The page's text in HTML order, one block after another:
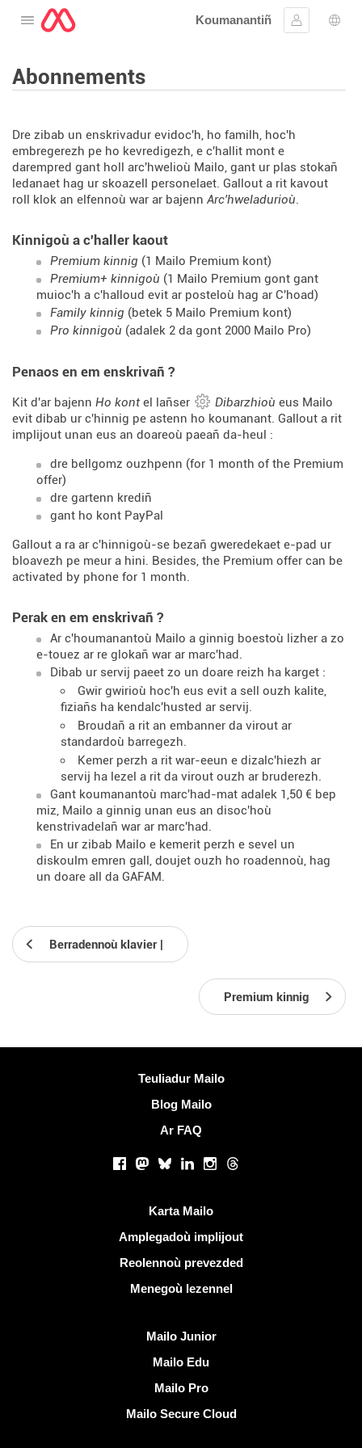
Digeriñ al lañser
Koumanantiñ
Kevreañ
Abonnements
Dre zibab un enskrivadur evidoc'h, ho familh, hoc'h
embregerezh pe ho kevredigezh, e c'hallit mont e
darempred gant holl arc'hwelioù Mailo, gant ur plas stokañ
ledanaet hag ur skoazell personelaet. Gallout a rit kavout
roll klok an elfennoù war ar bajenn Arc'hweladurioù.
Kinnigoù a c'haller kaout
Premium kinnig (1 Mailo Premium kont)
Premium+ kinnigoù (1 Mailo Premium gont gant
muioc'h a c'halloud evit ar posteloù hag ar C'hoad)
Family kinnig (betek 5 Mailo Premium kont)
Pro kinnigoù (adalek 2 da gont 2000 Mailo Pro)
Penaos en em enskrivañ ?
Kit d'ar bajenn Ho kont el lañser Dibarzhioù eus Mailo
evit dibab ur c'hinnig pe astenn ho koumanant. Gallout a rit
implijout unan eus an doareoù paeañ da-heul :
dre bellgomz ouzhpenn (for 1 month of the Premium
offer)
dre gartenn krediñ
gant ho kont PayPal
Gallout a ra ar c'hinnigoù-se bezañ gweredekaet e-pad ur
bloavezh pe meur a hini. Besides, the Premium offer can be
activated by phone for 1 month.
Perak en em enskrivañ ?
Ar c'houmanantoù Mailo a ginnig boestoù lizher a zo
e-touez ar re glokañ war ar marc'had.
Dibab ur servij paeet zo un doare reizh ha karget :
Gwir gwirioù hoc'h eus evit a sell ouzh kalite,
fiziañs ha kendalc'husted ar servij.
Broudañ a rit an embanner da virout ar
standardoù barregezh.
Kemer perzh a rit war-eeun e dizalc'hiezh ar
servij ha lezel a rit da virout ouzh ar bruderezh.
Gant koumanantoù marc'had-mat adalek 1,50 € bep
miz, Mailo a ginnig unan eus an disoc'hoù
kenstrivadelañ war ar marc'had.
En ur zibab Mailo e kemerit perzh e sevel un
diskoulm emren gall, doujet ouzh ho roadennoù, hag
un doare all da GAFAM.
Berradennoù klavier |
Premium kinnig
Teuliadur Mailo
Blog Mailo
Ar FAQ
Facebook
Mastodon
BlueskyLinkedInInstagram
Threads
Karta Mailo
Amplegadoù implijout
Reolennoù prevezded
Menegoù lezennel
Mailo Junior
Mailo Edu
Mailo Pro
Mailo Secure Cloud